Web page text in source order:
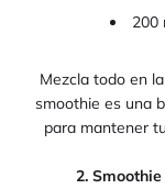
200
Mezcla todo en
smoothie es una
para mantener
2.